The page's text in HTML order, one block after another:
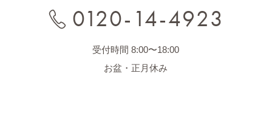
0120-14-4923
受付時間 8:00〜18:00
お盆・正月休み